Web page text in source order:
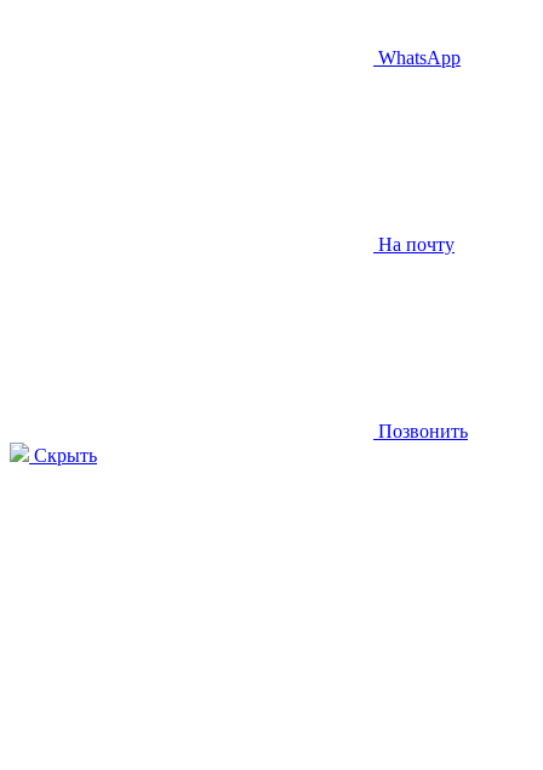
WhatsApp
На почту
Позвонить
Скрыть